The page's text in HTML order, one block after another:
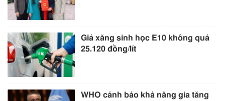
Giá xăng sinh học E10 không quá
25.120 đồng/lít
WHO cảnh báo khả năng gia tăng